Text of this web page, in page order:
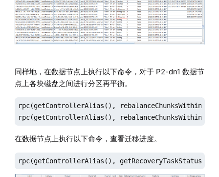
同样地，在数据节点上执行以下命令，对于 P2-dn1 数据节
点上各块磁盘之间进行分区再平衡。
rpc(getControllerAlias(),
rpc(getControllerAlias(),
在数据节点上执行以下命令，查看迁移进度。
rpc(getControllerAlias(), getRecoveryTaskStatus)